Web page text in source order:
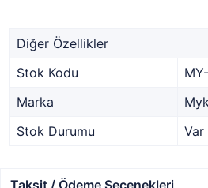
Diğer Özellikler
Stok Kodu
Marka
Stok Durumu
Var
Taksit / Ödeme Seçenekleri